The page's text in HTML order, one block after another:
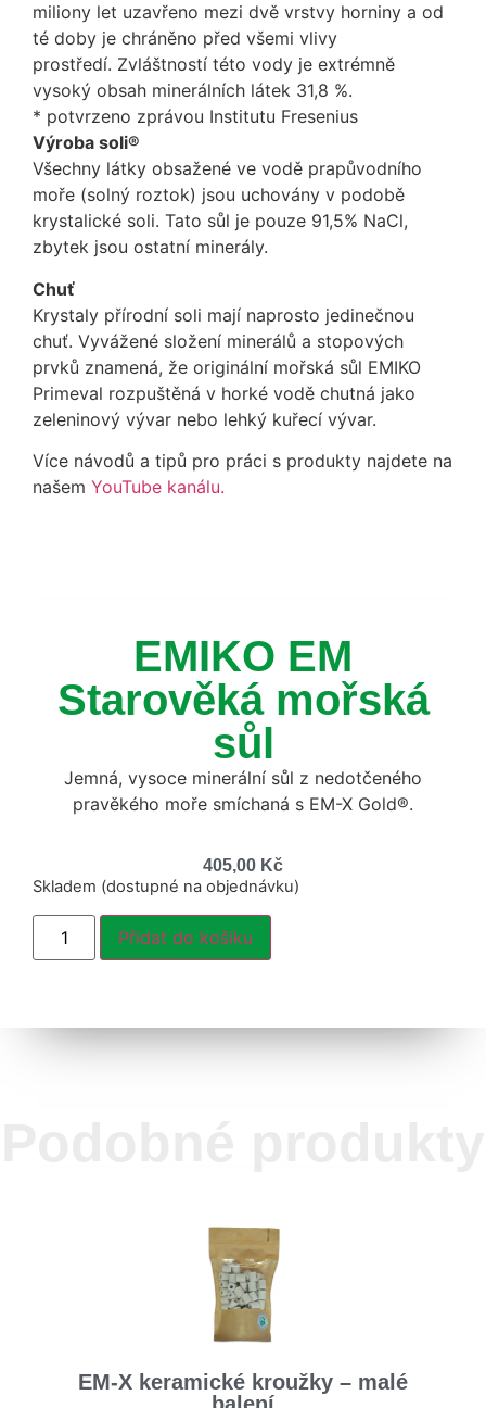
miliony let uzavřeno mezi dvě vrstvy horniny a od
té doby je chráněno před všemi vlivy
prostředí. Zvláštností této vody je extrémně
vysoký obsah minerálních látek 31,8 %.
* potvrzeno zprávou Institutu Fresenius
Výroba soli®
Všechny látky obsažené ve vodě prapůvodního
moře (solný roztok) jsou uchovány v podobě
krystalické soli. Tato sůl je pouze 91,5% NaCl,
zbytek jsou ostatní minerály.
Chuť
Krystaly přírodní soli mají naprosto jedinečnou
chuť. Vyvážené složení minerálů a stopových
prvků znamená, že originální mořská sůl EMIKO
Primeval rozpuštěná v horké vodě chutná jako
zeleninový vývar nebo lehký kuřecí vývar.
Více návodů a tipů pro práci s produkty najdete na
našem YouTube kanálu.
EMIKO EM
Starověká mořská
sůl
Jemná, vysoce minerální sůl z nedotčeného
pravěkého moře smíchaná s EM-X Gold®.
405,00 Kč
Skladem (dostupné na objednávku)
Přidat do košíku
EM-X keramické kroužky – malé